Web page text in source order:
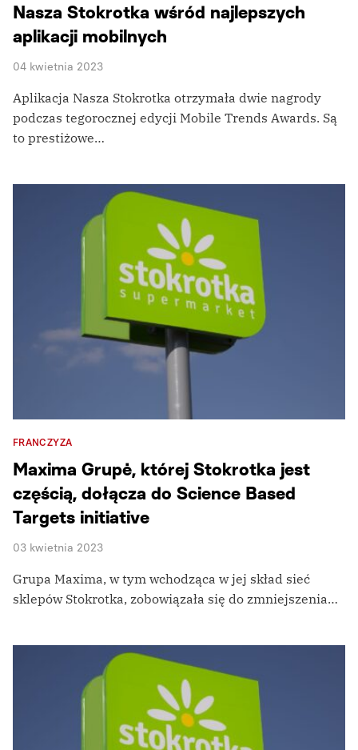
Nasza Stokrotka wśród najlepszych
aplikacji mobilnych
04 kwietnia 2023
Aplikacja Nasza Stokrotka otrzymała dwie nagrody
podczas tegorocznej edycji Mobile Trends Awards. Są
to prestiżowe…
FRANCZYZA
Maxima Grupė, której Stokrotka jest
częścią, dołącza do Science Based
Targets initiative
03 kwietnia 2023
Grupa Maxima, w tym wchodząca w jej skład sieć
sklepów Stokrotka, zobowiązała się do zmniejszenia…